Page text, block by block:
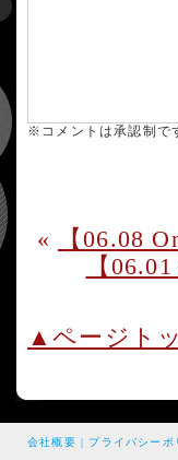
※コメントは承認制で
«
【06.08
【
▲ページト
会社概要 | プライバシーポ